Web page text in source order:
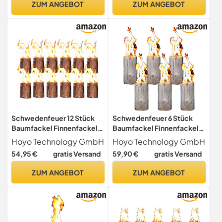
ZUM ANGEBOT ZUM ANGEBOT
Schwedenfeuer 12 Stück
Baumfackel Finnenfackel
Gartenfackel Fackel H 19
cm D 9-14 cm
Hoyo Technology GmbH
54,95 € gratis Versand
ZUM ANGEBOT
Schwedenfeuer 6 Stück
Baumfackel Finnenfackel
Gartenfackel Fackel H 35
cm D 14-20 cm
Hoyo Technology GmbH
59,90 € gratis Versand
ZUM ANGEBOT